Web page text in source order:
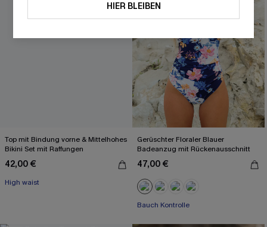
Top mit Bindung vorne & Mittelhohes
Bikini Set mit Raffungen
42,00 €
High waist
Gerüschter Floraler Blauer
Badeanzug mit Rückenausschnitt
47,00 €
Bauch Kontrolle
HIER BLEIBEN